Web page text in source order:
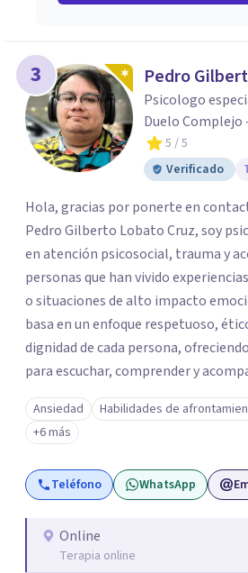
3 Pedro
Psicologo
Duelo
5 / 5
Verificado
Hola, gracias por ponerte en
Pedro Gilberto Lobato Cruz, soy
en atención psicosocial, trauma y
personas que han vivido
o situaciones de alto impacto emocional. Mi
basa en un enfoque respetuoso,
dignidad de cada persona,
para escuchar, comprender y
emocionales a tu propio ritmo.
importancia de construir juntos
fortalezcan el bienestar, la
vida. Será un gusto acompañarte en este proceso. Quedo
atento para resolver cualquier duda y
Ansiedad Habilidades de
+6 más
Teléfono WhatsApp
Online
Terapia online